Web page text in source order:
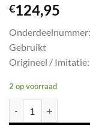
€124,95
Gebruikt
Origineel /
2 op voorraad